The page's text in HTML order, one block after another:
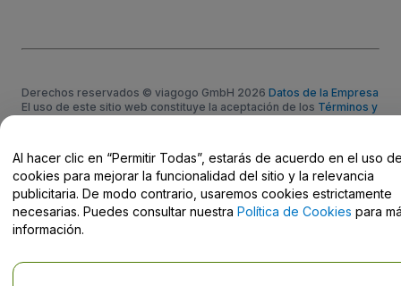
Derechos reservados © viagogo GmbH 2026 Datos de la Empresa
El uso de este sitio web constituye la aceptación de los Términos y
No compartir mi información personal ni tus opciones de
privacidad
Al hacer clic en “Permitir Todas”, estarás de acuerdo en el uso
cookies para mejorar la funcionalidad del sitio y la relevancia
publicitaria. De modo contrario, usaremos cookies estrictamente
necesarias. Puedes consultar nuestra Política de Cookies para
información.